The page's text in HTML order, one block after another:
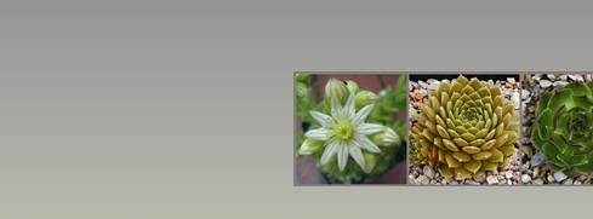
Inhalt